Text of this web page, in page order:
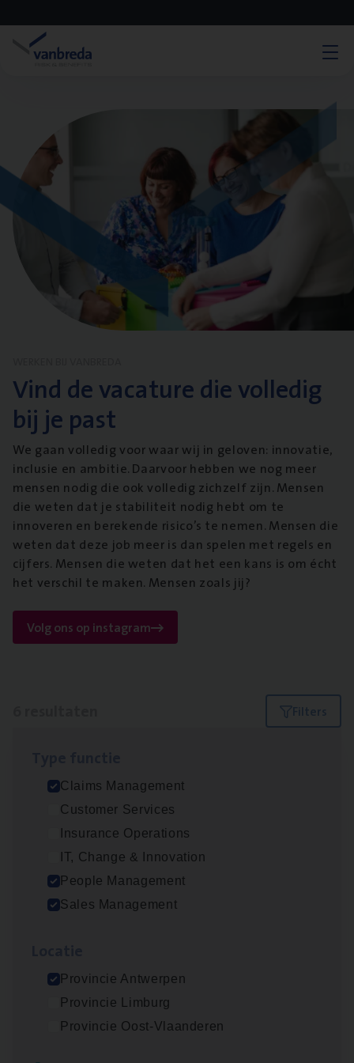
Vind de vacature die volledig
bij je past
We gaan volledig voor waar wij in geloven: innovatie,
inclusie en ambitie. Daarvoor hebben we nog meer
mensen nodig die ook volledig zichzelf zijn. Mensen
die weten dat je stabiliteit nodig hebt om te
innoveren en berekende risico’s te nemen. Mensen die
weten dat deze job meer is dan spelen met regels en
cijfers. Mensen die weten dat het een kans is om écht
het verschil te maken. Mensen zoals jij?
Volg ons op instagram
Filters
Claims Management
Customer Services
Insurance Operations
IT, Change & Innovation
People Management
Sales Management
Provincie Antwerpen
Provincie Limburg
Provincie Oost-Vlaanderen
Scha­de Expert Fleet
Claims Management
Antwerpen
Insu­ran­ce Bro­ker Trans­port
Insu­ran­ce Bro­kerKMO